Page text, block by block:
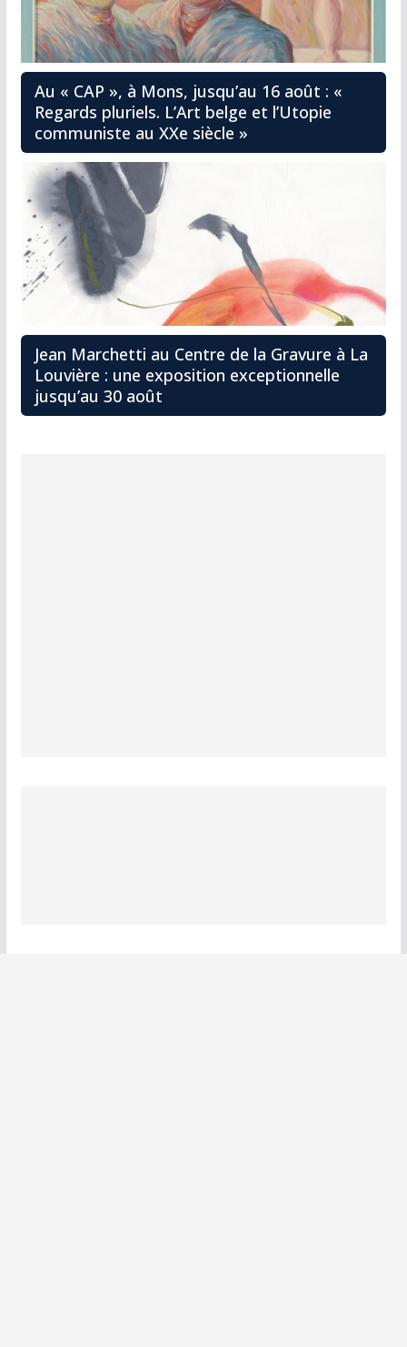
Au « CAP », à Mons, jusqu’au 16 août : «
Regards pluriels. L’Art belge et l’Utopie
communiste au XXe siècle »
Jean Marchetti au Centre de la Gravure à La
Louvière : une exposition exceptionnelle
jusqu’au 30 août